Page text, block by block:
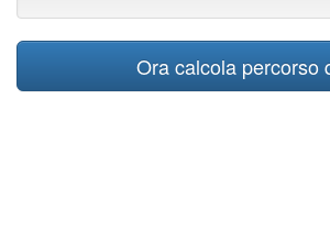
Ora calcola percorso